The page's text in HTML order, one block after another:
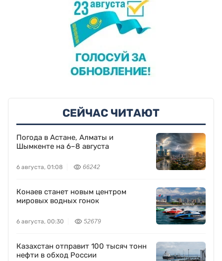
СЕЙЧАС ЧИТАЮТ
Погода в Астане, Алматы и
Шымкенте на 6–8 августа
6 августа, 01:08 66242
Конаев станет новым центром
мировых водных гонок
6 августа, 00:30 52679
Казахстан отправит 100 тысяч тонн
нефти в обход России